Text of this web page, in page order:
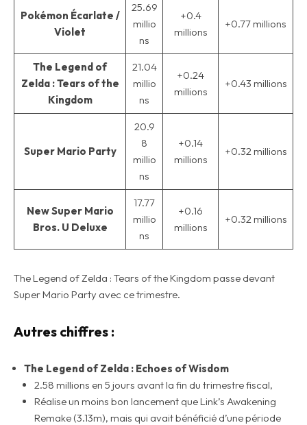
Pokémon Écarlate /
Violet
25.69
millio
ns
+0.4
millions
+0.77 millions
The Legend of
Zelda : Tears of the
Kingdom
21.04
millio
ns
+0.24
millions
+0.43 millions
Super Mario Party
20.9
8
millio
ns
+0.14
millions
+0.32 millions
New Super Mario
Bros. U Deluxe
17.77
millio
ns
+0.16
millions
+0.32 millions
The Legend of Zelda : Tears of the Kingdom passe devant
Super Mario Party avec ce trimestre.
Autres chiffres :
The Legend of Zelda : Echoes of Wisdom
2.58 millions en 5 jours avant la fin du trimestre fiscal,
Réalise un moins bon lancement que Link’s Awakening
Remake (3.13m), mais qui avait bénéficié d’une période